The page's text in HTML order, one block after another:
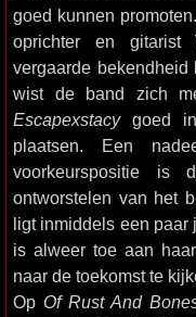
goed kunnen
oprichter en gitarist
vergaarde bekendheid
wist de band zich
Escapexstacygoed
plaatsen. Een
voorkeurspositie
ontworstelen van het
ligt inmiddels een paar
is alweer toe aan
naar de toekomst te
Op Of Rust And